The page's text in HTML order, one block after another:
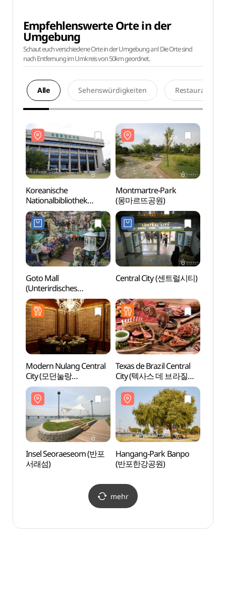
Empfehlenswerte Orte in der
Umgebung
Schaut euch verschiedene Orte in der Umgebung an! Die Orte sind
nach Entfernung im Umkreis von 50km geordnet.
Alle Sehenswürdigkeiten Restaurants
Koreanische
Nationalbibliothek
(국립중앙도서관)
Montmartre-Park
(몽마르뜨공원)
Goto Mall
(Unterirdisches
Einkaufszentrum am
Gangnam Terminal)
(고투몰 (강남터미널
지하도상가))
Central City (센트럴시티)
Modern Nulang Central
City (모던눌랑
센트럴시티점)
Texas de Brazil Central
City (텍사스 데 브라질
센트럴시티점)
Insel Seoraeseom (반포
서래섬)
Hangang-Park Banpo
(반포한강공원)
mehr